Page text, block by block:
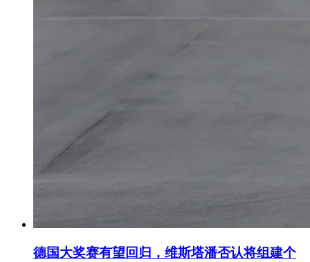
德国大奖赛有望回归，维斯塔潘否认将组建个